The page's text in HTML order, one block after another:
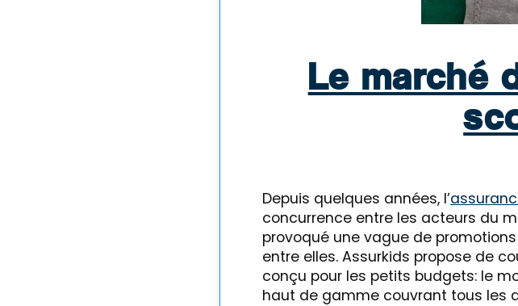
Le marché
Depuis quelques années, l’
concurrence entre les acteurs du
provoqué une vague de
entre elles. Assurkids propose de
conçu pour les petits budgets: le
haut de gamme couvrant tous les